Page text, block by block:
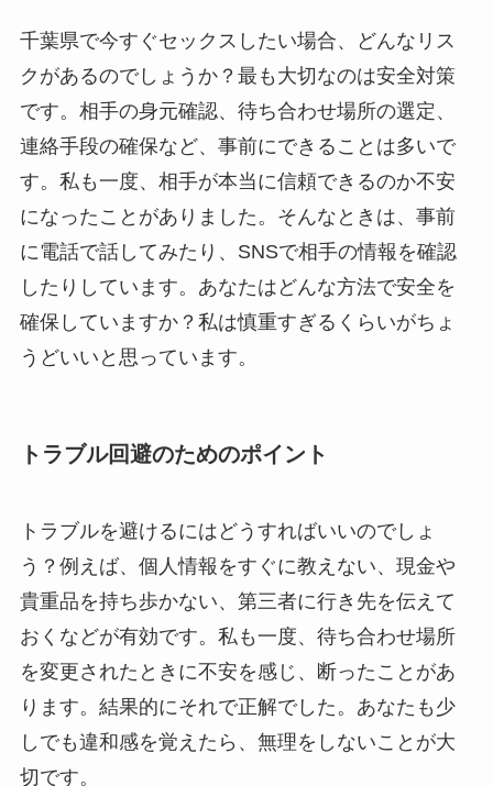
千葉県で今すぐセックスしたい場合、どんなリス
クがあるのでしょうか？最も大切なのは安全対策
です。相手の身元確認、待ち合わせ場所の選定、
連絡手段の確保など、事前にできることは多いで
す。私も一度、相手が本当に信頼できるのか不安
になったことがありました。そんなときは、事前
に電話で話してみたり、SNSで相手の情報を確認
したりしています。あなたはどんな方法で安全を
確保していますか？私は慎重すぎるくらいがちょ
うどいいと思っています。
トラブル回避のためのポイント
トラブルを避けるにはどうすればいいのでしょ
う？例えば、個人情報をすぐに教えない、現金や
貴重品を持ち歩かない、第三者に行き先を伝えて
おくなどが有効です。私も一度、待ち合わせ場所
を変更されたときに不安を感じ、断ったことがあ
ります。結果的にそれで正解でした。あなたも少
しでも違和感を覚えたら、無理をしないことが大
切です。